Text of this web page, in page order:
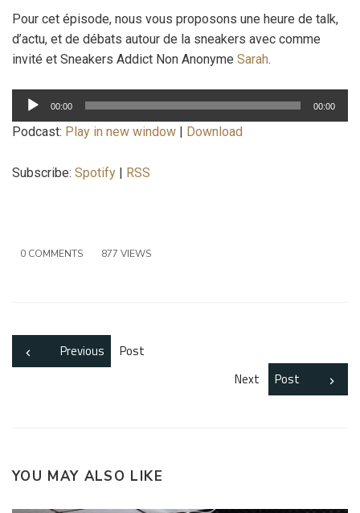
Pour cet épisode, nous vous proposons une heure de talk,
d’actu, et de débats autour de la sneakers avec comme
invité et Sneakers Addict Non Anonyme Sarah.
Lecteur
audio
00:00 00:00
Podcast: Play in new window | Download
Subscribe: Spotify | RSS
0 COMMENTS 877 VIEWS
Previous
Post
Next
Post
YOU MAY ALSO LIKE